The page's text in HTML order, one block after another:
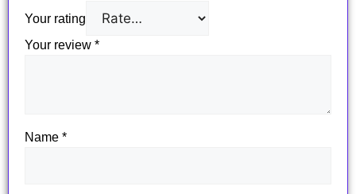
Your rating
Your review *
Name *